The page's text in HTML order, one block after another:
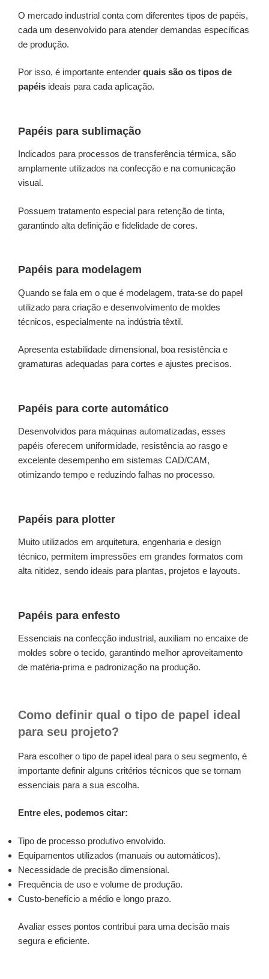
O mercado industrial conta com diferentes tipos de papéis,
cada um desenvolvido para atender demandas específicas
de produção.
Por isso, é importante entender quais são os tipos de
papéis ideais para cada aplicação.
Papéis para sublimação
Indicados para processos de transferência térmica, são
amplamente utilizados na confecção e na comunicação
visual.
Possuem tratamento especial para retenção de tinta,
garantindo alta definição e fidelidade de cores.
Papéis para modelagem
Quando se fala em o que é modelagem, trata-se do papel
utilizado para criação e desenvolvimento de moldes
técnicos, especialmente na indústria têxtil.
Apresenta estabilidade dimensional, boa resistência e
gramaturas adequadas para cortes e ajustes precisos.
Papéis para corte automático
Desenvolvidos para máquinas automatizadas, esses
papéis oferecem uniformidade, resistência ao rasgo e
excelente desempenho em sistemas CAD/CAM,
otimizando tempo e reduzindo falhas no processo.
Papéis para plotter
Muito utilizados em arquitetura, engenharia e design
técnico, permitem impressões em grandes formatos com
alta nitidez, sendo ideais para plantas, projetos e layouts.
Papéis para enfesto
Essenciais na confecção industrial, auxiliam no encaixe de
moldes sobre o tecido, garantindo melhor aproveitamento
de matéria-prima e padronização na produção.
Como definir qual o tipo de papel ideal
para seu projeto?
Para escolher o tipo de papel ideal para o seu segmento, é
importante definir alguns critérios técnicos que se tornam
essenciais para a sua escolha.
Entre eles, podemos citar:
Tipo de processo produtivo envolvido.
Equipamentos utilizados (manuais ou automáticos).
Necessidade de precisão dimensional.
Frequência de uso e volume de produção.
Custo-benefício a médio e longo prazo.
Avaliar esses pontos contribui para uma decisão mais
segura e eficiente.